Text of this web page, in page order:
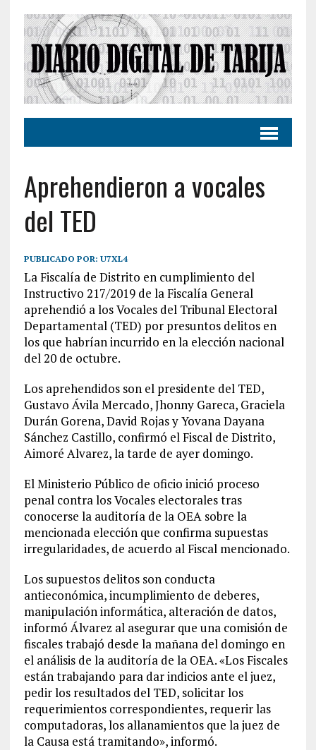
Aprehendieron a vocales
del TED
PUBLICADO POR: U7XL4
La Fiscalía de Distrito en cumplimiento del
Instructivo 217/2019 de la Fiscalía General
aprehendió a los Vocales del Tribunal Electoral
Departamental (TED) por presuntos delitos en
los que habrían incurrido en la elección nacional
del 20 de octubre.
Los aprehendidos son el presidente del TED,
Gustavo Ávila Mercado, Jhonny Gareca, Graciela
Durán Gorena, David Rojas y Yovana Dayana
Sánchez Castillo, confirmó el Fiscal de Distrito,
Aimoré Alvarez, la tarde de ayer domingo.
El Ministerio Público de oficio inició proceso
penal contra los Vocales electorales tras
conocerse la auditoría de la OEA sobre la
mencionada elección que confirma supuestas
irregularidades, de acuerdo al Fiscal mencionado.
Los supuestos delitos son conducta
antieconómica, incumplimiento de deberes,
manipulación informática, alteración de datos,
informó Álvarez al asegurar que una comisión de
fiscales trabajó desde la mañana del domingo en
el análisis de la auditoría de la OEA. «Los Fiscales
están trabajando para dar indicios ante el juez,
pedir los resultados del TED, solicitar los
requerimientos correspondientes, requerir las
computadoras, los allanamientos que la juez de
la Causa está tramitando», informó.